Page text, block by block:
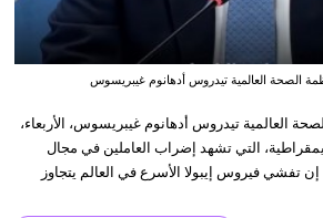
الصحة العالمية تيدروس أدهانوم غيبريسوس
العالمية تيدروس أدهانوم غيبريسوس، الأربعاء،
التي تشهد إضراب العاملين في مجال
تفشي فيروس إيبولا الأسرع في العالم يتجاوز